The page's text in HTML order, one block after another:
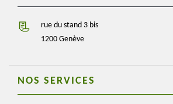
rue du stand 3 bis
1200 Genève
NOS SERVICES